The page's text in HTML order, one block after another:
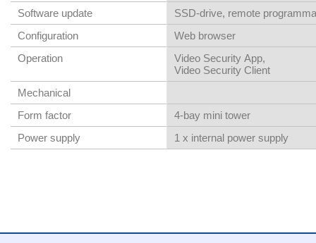
Software update
SSD-drive, remote
Configuration
Web browser
Operation
Video Security App,
Video Security Client
Mechanical
Form factor
4‑bay mini tower
Power supply
1 x internal power supply